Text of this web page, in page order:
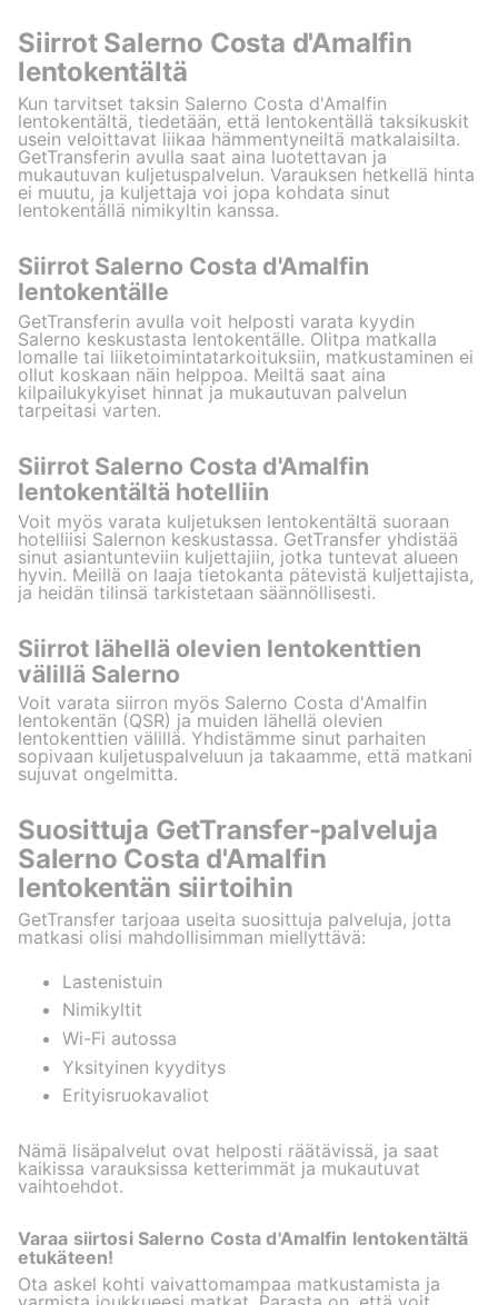
Siirrot Salerno Costa d'Amalfin
lentokentältä
Kun tarvitset taksin Salerno Costa d'Amalfin
lentokentältä, tiedetään, että lentokentällä taksikuskit
usein veloittavat liikaa hämmentyneiltä matkalaisilta.
GetTransferin avulla saat aina luotettavan ja
mukautuvan kuljetuspalvelun. Varauksen hetkellä hinta
ei muutu, ja kuljettaja voi jopa kohdata sinut
lentokentällä nimikyltin kanssa.
Siirrot Salerno Costa d'Amalfin
lentokentälle
GetTransferin avulla voit helposti varata kyydin
Salerno keskustasta lentokentälle. Olitpa matkalla
lomalle tai liiketoimintatarkoituksiin, matkustaminen ei
ollut koskaan näin helppoa. Meiltä saat aina
kilpailukykyiset hinnat ja mukautuvan palvelun
tarpeitasi varten.
Siirrot Salerno Costa d'Amalfin
lentokentältä hotelliin
Voit myös varata kuljetuksen lentokentältä suoraan
hotelliisi Salernon keskustassa. GetTransfer yhdistää
sinut asiantunteviin kuljettajiin, jotka tuntevat alueen
hyvin. Meillä on laaja tietokanta pätevistä kuljettajista,
ja heidän tilinsä tarkistetaan säännöllisesti.
Siirrot lähellä olevien lentokenttien
välillä Salerno
Voit varata siirron myös Salerno Costa d'Amalfin
lentokentän (QSR) ja muiden lähellä olevien
lentokenttien välillä. Yhdistämme sinut parhaiten
sopivaan kuljetuspalveluun ja takaamme, että matkani
sujuvat ongelmitta.
Suosittuja GetTransfer-palveluja
Salerno Costa d'Amalfin
lentokentän siirtoihin
GetTransfer tarjoaa useita suosittuja palveluja, jotta
matkasi olisi mahdollisimman miellyttävä:
Lastenistuin
Nimikyltit
Wi-Fi autossa
Yksityinen kyyditys
Erityisruokavaliot
Nämä lisäpalvelut ovat helposti räätävissä, ja saat
kaikissa varauksissa ketterimmät ja mukautuvat
vaihtoehdot.
Varaa siirtosi Salerno Costa d'Amalfin lentokentältä
etukäteen!
Ota askel kohti vaivattomampaa matkustamista ja